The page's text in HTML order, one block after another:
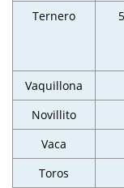
Ternero
Vaquillona
Novillito
Vaca
Toros